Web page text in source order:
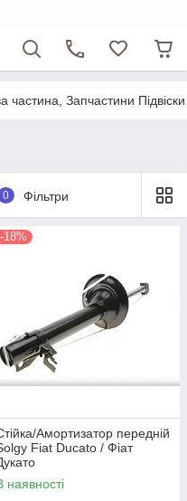
частина, Запчастини
0 Фільтри
Амортизатор передній
Fiat Ducato / Фіат
наявності